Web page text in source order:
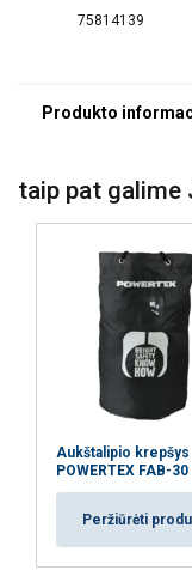
75814139
taip pat galime
Aukštalipio krepšys
POWERTEX FAB-30
Peržiūrėti